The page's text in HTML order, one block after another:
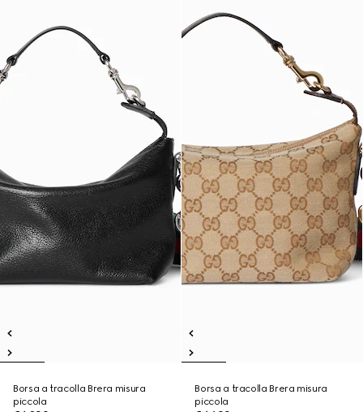
Borsa a tracolla Brera misura
piccola
Borsa a tracolla Brera misura
piccola